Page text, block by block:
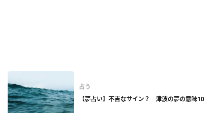
占う
【夢占い】不吉なサイン？ 津波の夢の意味10